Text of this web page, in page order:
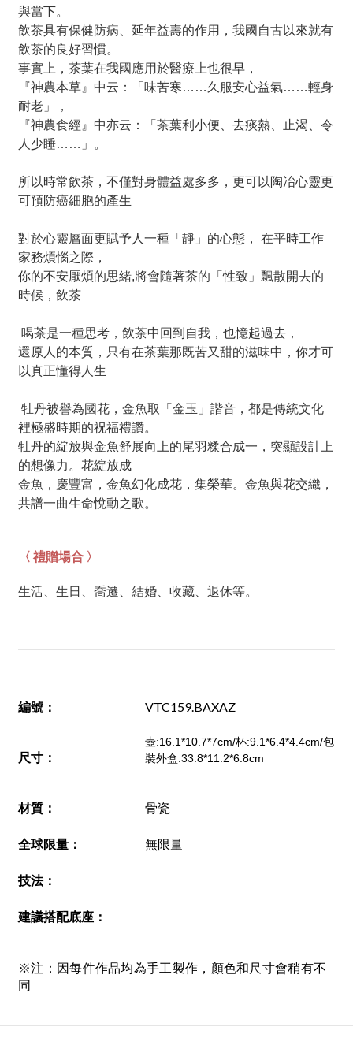
與當下。
飲茶具有保健防病、延年益壽的作用，我國自古以來就有
飲茶的良好習慣。
事實上，茶葉在我國應用於醫療上也很早，
『神農本草』中云：「味苦寒……久服安心益氣……輕身
耐老」，
『神農食經』中亦云：「茶葉利小便、去痰熱、止渴、令
人少睡……」。
所以時常飲茶，不僅對身體益處多多，更可以陶冶心靈更
可預防癌細胞的產生
對於心靈層面更賦予人一種「靜」的心態， 在平時工作
家務煩惱之際，
你的不安厭煩的思緒,將會隨著茶的「性致」飄散開去的
時候，飲茶
喝茶是一種思考，飲茶中回到自我，也憶起過去，
還原人的本質，只有在茶葉那既苦又甜的滋味中，你才可
以真正懂得人生
牡丹被譽為國花，金魚取「金玉」諧音，都是傳統文化
裡極盛時期的祝福禮讚。
牡丹的綻放與金魚舒展向上的尾羽糅合成一，突顯設計上
的想像力。花綻放成
金魚，慶豐富，金魚幻化成花，集榮華。金魚與花交織，
共譜一曲生命悅動之歌。
〈 禮贈場合 〉
生活、生日、喬遷、結婚、收藏、退休等。
編號 ： VTC159.BAXAZ
尺寸 ：
壺:16.1*10.7*7cm/杯:9.1*6.4*4.4cm/包
裝外盒:33.8*11.2*6.8cm
材質 ： 骨瓷
全球限量： 無限量
技法：
建議搭配底座 ：
※注：因每件作品均為手工製作，顏色和尺寸會稍有不
同